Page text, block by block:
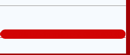
Tổng đài tư vấn miễn phí: 0824.400.400